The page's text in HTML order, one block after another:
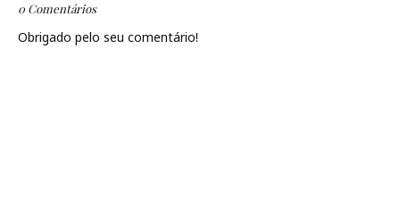
0 Comentários
Obrigado pelo seu comentário!